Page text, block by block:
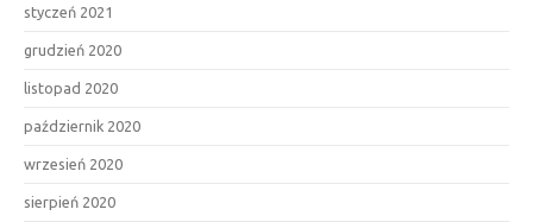
styczeń 2021
grudzień 2020
listopad 2020
październik 2020
wrzesień 2020
sierpień 2020